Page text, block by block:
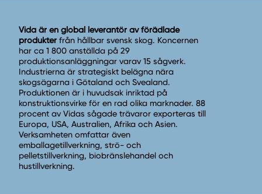
Vida är en global leverantör av förädlade
produkter från hållbar svensk skog. Koncernen
har ca 1 800 anställda på 29
produktionsanläggningar varav 15 sågverk.
Industrierna är strategiskt belägna nära
skogsägarna i Götaland och Svealand.
Produktionen är i huvudsak inriktad på
konstruktionsvirke för en rad olika marknader. 88
procent av Vidas sågade trävaror exporteras till
Europa, USA, Australien, Afrika och Asien.
Verksamheten omfattar även
emballagetillverkning, strö- och
pelletstillverkning, biobränslehandel och
hustillverkning.